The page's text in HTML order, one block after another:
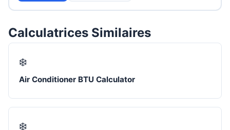
Calculatrices Similaires
❄️
Air Conditioner BTU Calculator
❄️